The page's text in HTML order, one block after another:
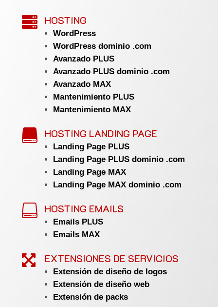
 HOSTING
WordPress
WordPress dominio .com
Avanzado PLUS
Avanzado PLUS dominio .com
Avanzado MAX
Mantenimiento PLUS
Mantenimiento MAX
 HOSTING LANDING PAGE
Landing Page PLUS
Landing Page PLUS dominio .com
Landing Page MAX
Landing Page MAX dominio .com
 HOSTING EMAILS
Emails PLUS
Emails MAX
 EXTENSIONES DE SERVICIOS
Extensión de diseño de logos
Extensión de diseño web
Extensión de packs